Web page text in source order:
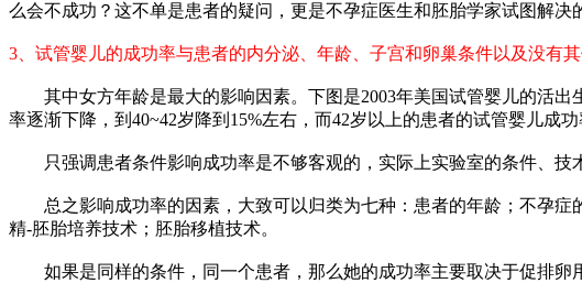
么会不成功？这不单是患者的疑问，更是不孕症医生和胚胎学家试图解决
3、试管婴儿的成功率与患者的内分泌、年龄、子宫和卵巢条件以及没有其
其中女方年龄是最大的影响因素。下图是2003年美国试管婴儿的活
率逐渐下降，到40~42岁降到15%左右，而42岁以上的患者的试管婴儿成功
只强调患者条件影响成功率是不够客观的，实际上实验室的条件、
总之影响成功率的因素，大致可以归类为七种：患者的年龄；不孕
精-胚胎培养技术；胚胎移植技术。
如果是同样的条件，同一个患者，那么她的成功率主要取决于促排